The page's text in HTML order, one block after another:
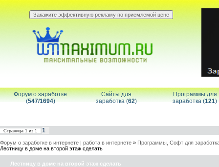
Форум о заработке
(547/1694)
Сайты для
заработка (62)
Программы для
заработка (121)
Страница 1 из 1 1
Форум о заработке в интернете | работа в интернете » Программы, Софт для
Лестницу в доме на второй этаж сделать
Лестницу в доме на второй этаж сделать